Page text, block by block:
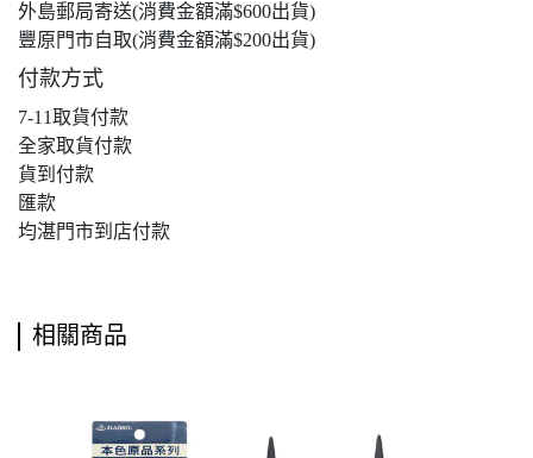
外島郵局寄送(消費金額滿$600出貨)
豐原門市自取(消費金額滿$200出貨)
付款方式
7-11取貨付款
全家取貨付款
貨到付款
匯款
均湛門市到店付款
相關商品